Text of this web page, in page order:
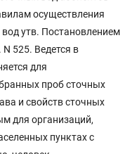
осуществления
утв. Постановлением
525. Ведется в
для
проб сточных
и свойств сточных
для организаций,
пунктах с